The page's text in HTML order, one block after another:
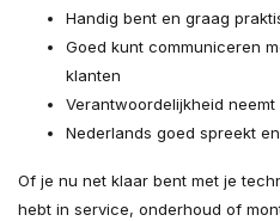
Handig bent en graag
Goed kunt communiceren
klanten
Verantwoordelijkheid
Nederlands goed spreekt
Of je nu net klaar bent met je
hebt in service, onderhoud of